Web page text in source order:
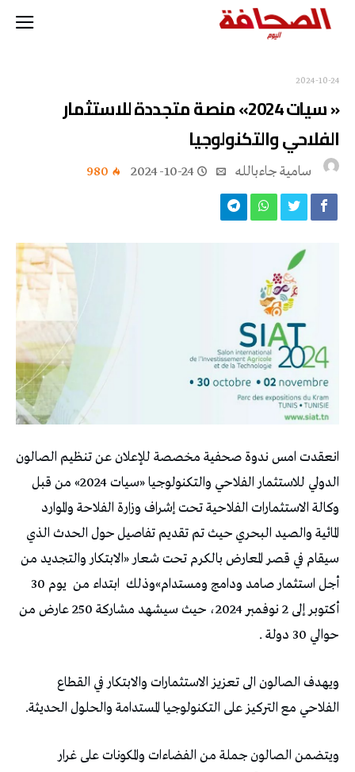
2024-10-24
« سيات 2024» منصة متجددة للاستثمار
الفلاحي والتكنولوجيا
سامية جاءبالله 2024-10-24
980
انعقدت امس ندوة صحفية مخصصة للإعلان عن تنظيم الصالون
الدولي للاستثمار الفلاحي والتكنولوجيا «سيات 2024» من قبل
وكالة الاستثمارات الفلاحية تحت إشراف وزارة الفلاحة والموارد
المائية والصيد البحري حيث تم تقديم تفاصيل حول الحدث الذي
سيقام في قصر المعارض بالكرم تحت شعار «الابتكار والتجديد من
أجل استثمار صامد ودامج ومستدام»وذلك ابتداء من
يوم 30
أكتوبر إلى 2 نوفمبر 2024، حيث سيشهد مشاركة 250 عارض من
حوالي 30 دولة .
ويهدف الصالون الى تعزيز الاستثمارات والابتكار في القطاع
الفلاحي مع التركيز على التكنولوجيا المستدامة والحلول الحديثة.
ويتضمن الصالون جملة من الفضاءات والمكونات على غرار